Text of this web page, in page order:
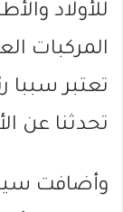
للأولاد
المركبات
تعتبر سببا
تحدثنا عن
وأضافت